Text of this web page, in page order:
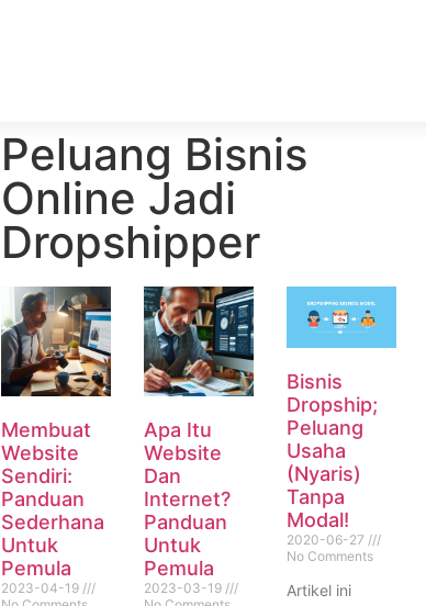
Peluang Bisnis
Online Jadi
Dropshipper
Membuat
Website
Sendiri:
Panduan
Sederhana
Untuk
Pemula
2023-04-19
Apa Itu
Website
Dan
Internet?
Panduan
Untuk
Pemula
2023-03-19
Bisnis
Dropship;
Peluang
Usaha
(Nyaris)
Tanpa
Modal!
2020-06-27
No Comments
Artikel ini